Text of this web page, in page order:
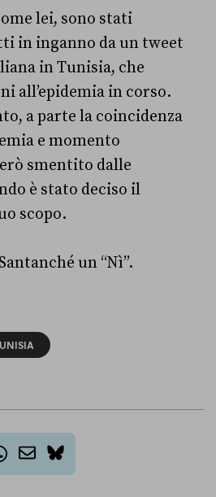
lei, sono stati
in inganno da un tweet
in Tunisia, che
all’epidemia in corso.
a parte la coincidenza
e momento
smentito dalle
è stato deciso il
scopo.
un “Nì”.
bluesky